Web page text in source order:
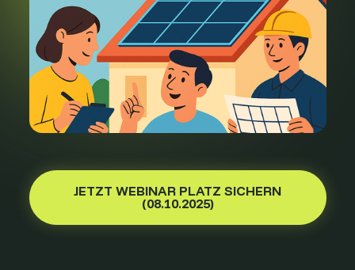
JETZT WEBINAR PLATZ SICHERN
(08.10.2025)